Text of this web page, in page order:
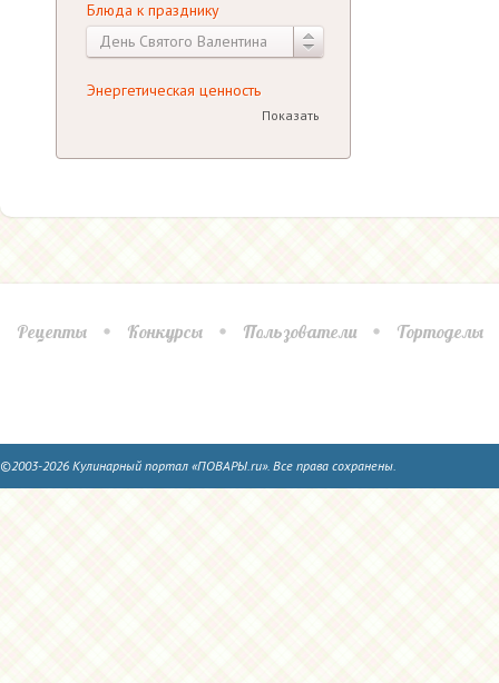
Блюда к празднику
День Святого Валентина
Энергетическая ценность
Показать
Рецепты Конкурсы Пользователи Тортоделы
©2003-2026 Кулинарный портал «ПОВАРЫ.ru». Все права сохранены.